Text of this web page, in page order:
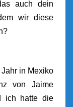
auch dein
wir diese
in Mexiko
von Jaime
ich hatte die